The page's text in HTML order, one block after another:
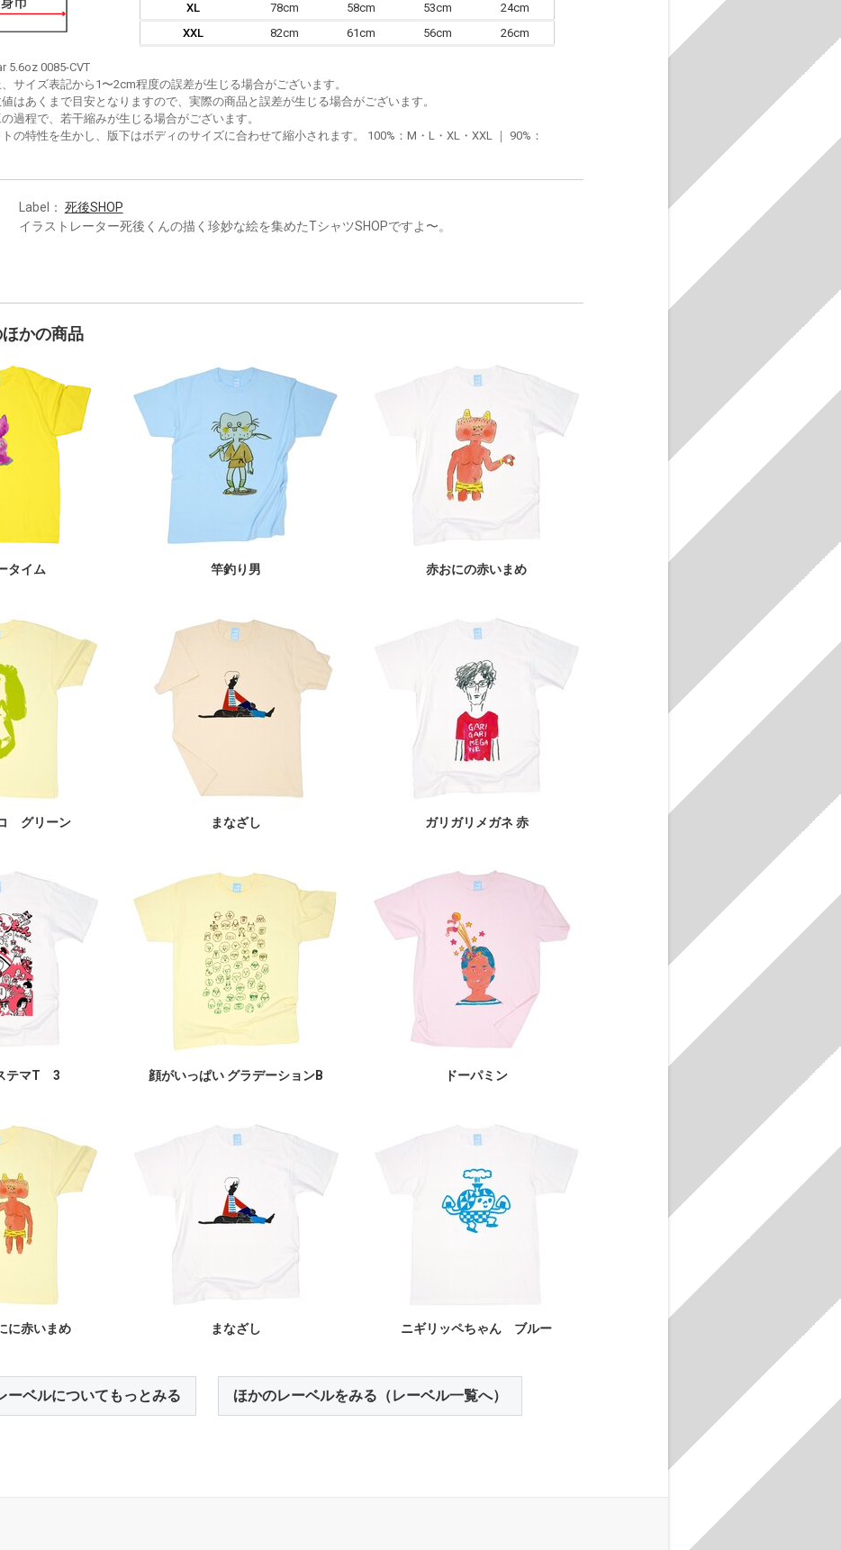
XL
78cm 58cm 53cm
24cm
XXL
82cm 61cm 56cm 26cm
5.6oz 0085-CVT
サイズ表記から1〜2cm程度の誤差が生じる場合がございます。
はあくまで目安となりますので、実際の商品と誤差が生じる場合がございます。
過程で、若干縮みが生じる場合がございます。
の特性を生かし、版下はボディのサイズに合わせて縮小されます。 100%：M・L・XL・XXL ｜ 90%：
Label： 死後SHOP
イラストレーター死後くんの描く珍妙な絵を集めたTシャツSHOPですよ〜。
かの商品
タイム 竿釣り男 赤おにの赤いまめ
グリーン まなざし ガリガリメガネ 赤
テマT 3 顔がいっぱい グラデーションB ドーパミン
に赤いまめ まなざし ニギリッペちゃん ブルー
ーベルについてもっとみる ほかのレーベルをみる（レーベル一覧へ）